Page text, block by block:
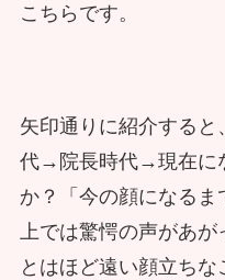
こちらです。
矢印通りに紹介する
代→院長時代→現在に
か？「今の顔になる
上では驚愕の声があが
とはほど遠い顔立ち